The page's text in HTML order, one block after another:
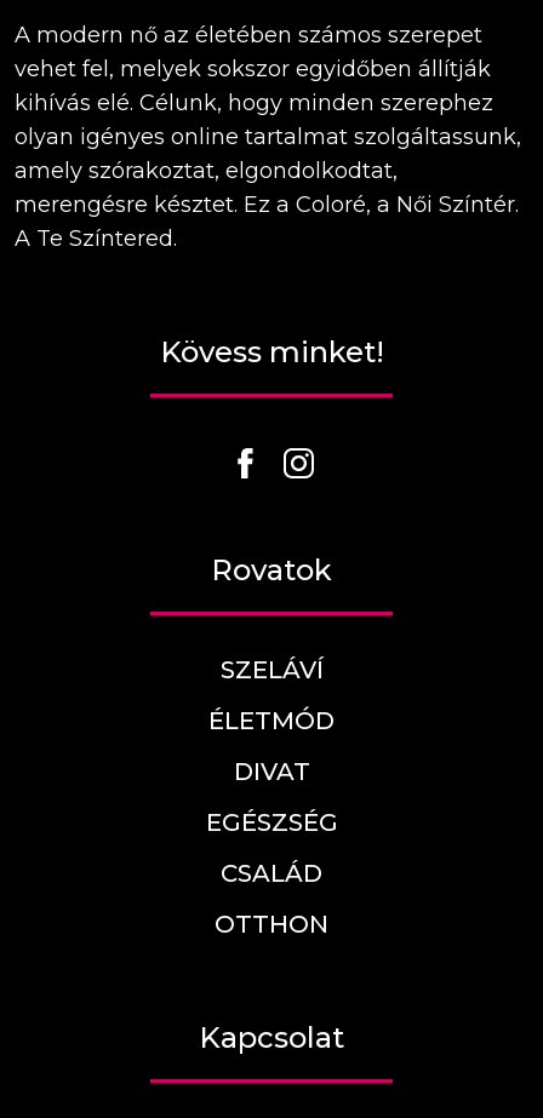
A modern nő az életében számos szerepet
vehet fel, melyek sokszor egyidőben állítják
kihívás elé. Célunk, hogy minden szerephez
olyan igényes online tartalmat szolgáltassunk,
amely szórakoztat, elgondolkodtat,
merengésre késztet. Ez a Coloré, a Női Színtér.
A Te Színtered.
Kövess minket!
Rovatok
SZELÁVÍ
ÉLETMÓD
DIVAT
EGÉSZSÉG
CSALÁD
OTTHON
Kapcsolat